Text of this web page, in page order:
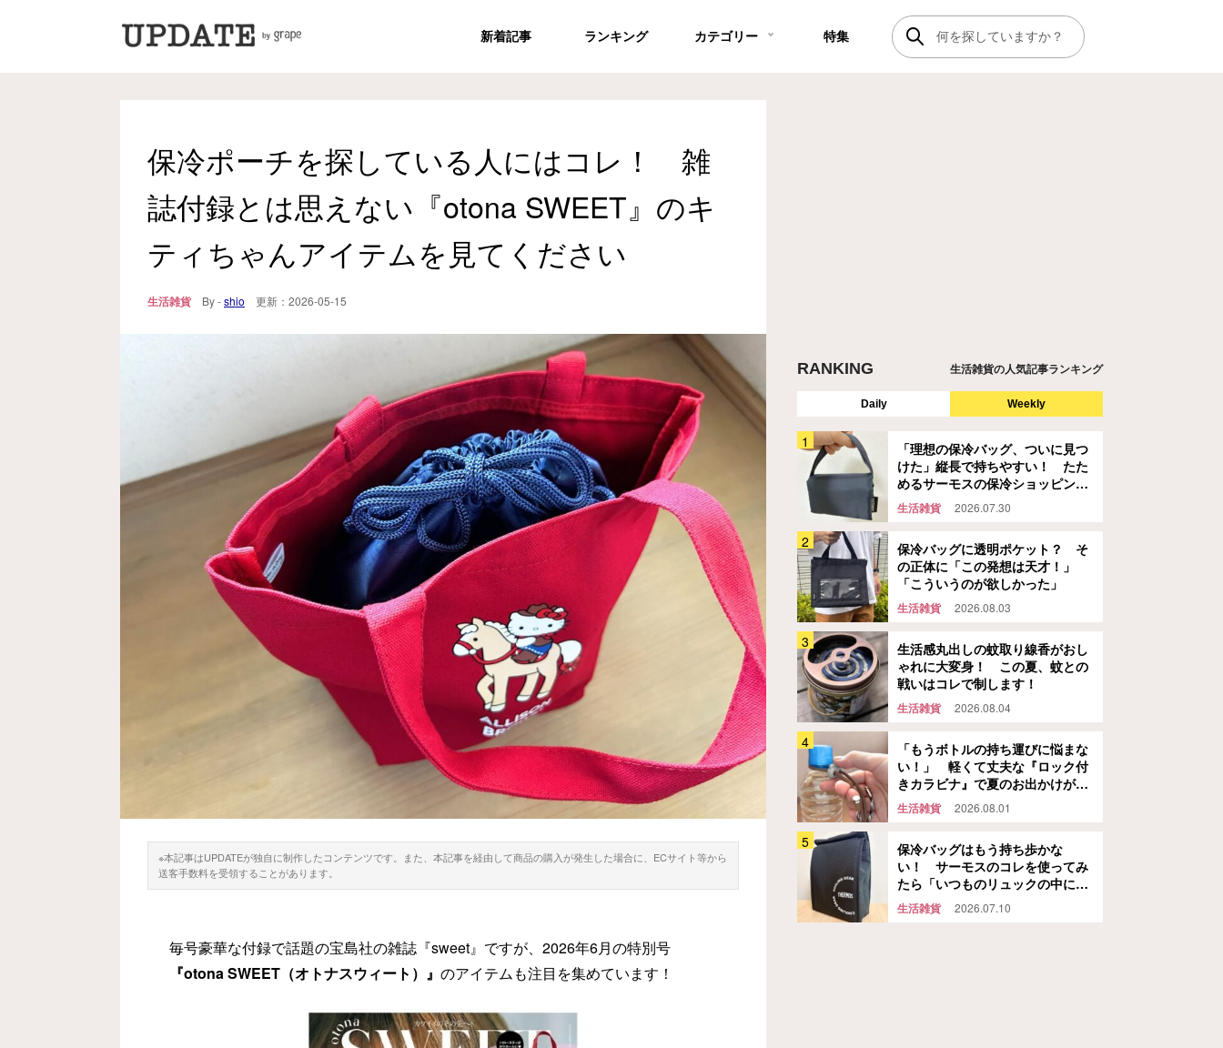
新着記事 ランキング カテゴリー 特集
保冷ポーチを探している人にはコレ！ 雑
誌付録とは思えない『otona SWEET』のキ
ティちゃんアイテムを見てください
生活雑貨 By -shio 更新： 2026-05-15
※本記事はUPDATEが独自に制作したコンテンツです。また、本記事を経由して商品の購入が発生した場合に、ECサイト等から
送客手数料を受領することがあります。
毎号豪華な付録で話題の宝島社の雑誌『sweet』ですが、2026年6月の特別号
『otona SWEET（オトナスウィート）』 のアイテムも注目を集めています！
RANKING 生活雑貨の人気記事ランキング
Daily Weekly
生活感丸出しの蚊取り線香がおし
ゃれに大変身！ この夏、蚊との
戦いはコレで制します！
生活雑貨 2026.08.04
「もうボトルの持ち運びに悩まな
い！」 軽くて丈夫な『ロック付
きカラビナ』で夏のお出かけが快
適になる
生活雑貨
保冷バッグに透明ポケット？ そ
の正体に「この発想は天才！」
「こういうのが欲しかった」
「理想の保冷バッグ、ついに見つ
けた」縦長で持ちやすい！ たた
めるサーモスの保冷ショッピング
バッグ
生活雑貨 2026.07.30
保冷バッグはもう持ち歩かな
い！ サーモスのコレを使ってみ
「理想の保冷バッグ、ついに見つ
けた」縦長で持ちやすい！ たた
めるサーモスの保冷ショッピング
バッグ
生活雑貨 2026.07.30
保冷バッグに透明ポケット？ そ
の正体に「この発想は天才！」
「こういうのが欲しかった」
生活雑貨 2026.08.03
生活感丸出しの蚊取り線香がおし
ゃれに大変身！ この夏、蚊との
戦いはコレで制します！
生活雑貨 2026.08.04
「もうボトルの持ち運びに悩まな
い！」 軽くて丈夫な『ロック付
きカラビナ』で夏のお出かけが快
適になる
生活雑貨 2026.08.01
保冷バッグはもう持ち歩かな
い！ サーモスのコレを使ってみ
たら「いつものリュックの中に保
冷スペースができた」
生活雑貨 2026.07.10